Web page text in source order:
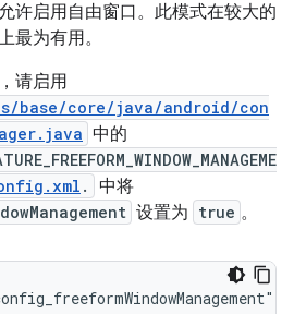
许启用自由窗口。此模式在较大的
最为有用。
请启用
base/core/java/android/con
中的
. 中将
设置为 true 。